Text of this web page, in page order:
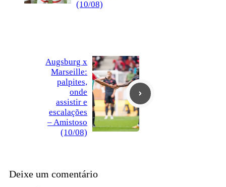
(10/08)
Augsburg x
Marseille:
palpites,
onde
assistir e
escalações
– Amistoso
(10/08)
Deixe um comentário